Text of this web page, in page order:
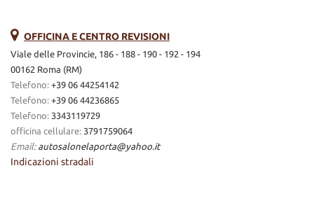
OFFICINA E CENTRO REVISIONI
Viale delle Provincie, 186 - 188 - 190 - 192 - 194
00162 Roma (RM)
Telefono: +39 06 44254142
Telefono: +39 06 44236865
Telefono: 3343119729
officina cellulare: 3791759064
Email: autosalonelaporta@yahoo.it
Indicazioni stradali